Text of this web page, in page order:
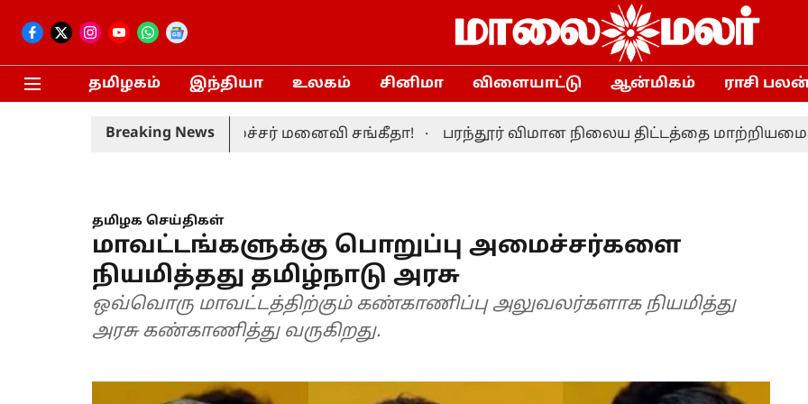
தமிழகம் இந்தியா உலகம் சினிமா விளையாட்டு ஆன்மிகம் ராசி
Breaking News
பெற்றார் முதலமைச்சர் மனைவி சங்கீதா! பரந்தூர் விமான நிலைய திட்டத்தை மாற்றியமைக்க
தமிழக செய்திகள்
மாவட்டங்களுக்கு பொறுப்பு அமைச்சர்களை
நியமித்தது தமிழ்நாடு அரசு
ஒவ்வொரு மாவட்டத்திற்கும் கண்காணிப்பு அலுவலர்களாக நியமித்து
அரசு கண்காணித்து வருகிறது.